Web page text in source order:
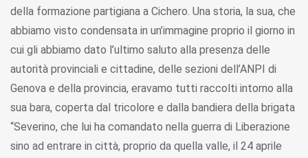
della formazione partigiana a Cichero. Una storia, la sua, che
abbiamo visto condensata in un’immagine proprio il giorno in
cui gli abbiamo dato l’ultimo saluto alla presenza delle
autorità provinciali e cittadine, delle sezioni dell’ANPI di
Genova e della provincia, eravamo tutti raccolti intorno alla
sua bara, coperta dal tricolore e dalla bandiera della brigata
“Severino, che lui ha comandato nella guerra di Liberazione
sino ad entrare in città, proprio da quella valle, il 24 aprile